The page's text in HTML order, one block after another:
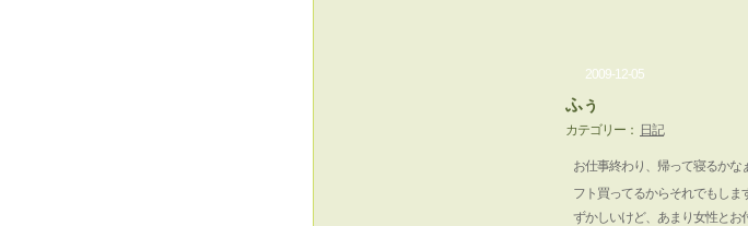
2009-12-05
ふぅ
カテゴリー： 日記
お仕事終わり、帰って寝るか
フト買ってるからそれでもしま
ずかしいけど、あまり女性とお